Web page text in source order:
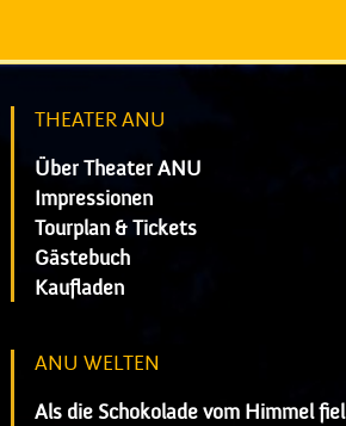
THEATER ANU
Über Theater ANU
Impressionen
Tourplan & Tickets
Gästebuch
Kaufladen
ANU WELTEN
Als die Schokolade vom Himmel fiel